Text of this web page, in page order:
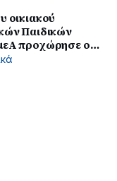
οικιακού
Παιδικών